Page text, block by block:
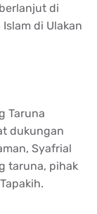
di
di Ulakan
Taruna
dukungan
Syafrial
taruna, pihak